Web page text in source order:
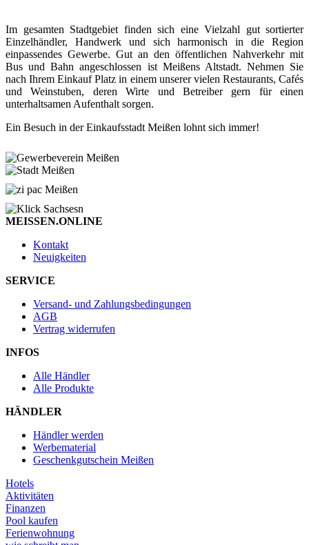
Im gesamten Stadtgebiet finden sich eine Vielzahl gut sortierter
Einzelhändler, Handwerk und sich harmonisch in die Region
einpassendes Gewerbe. Gut an den öffentlichen Nahverkehr mit
Bus und Bahn angeschlossen ist Meißens Altstadt. Nehmen Sie
nach Ihrem Einkauf Platz in einem unserer vielen Restaurants, Cafés
und Weinstuben, deren Wirte und Betreiber gern für einen
unterhaltsamen Aufenthalt sorgen.
Ein Besuch in der Einkaufsstadt Meißen lohnt sich immer!
MEISSEN.ONLINE
Kontakt
Neuigkeiten
SERVICE
Versand- und Zahlungsbedingungen
AGB
Vertrag widerrufen
INFOS
Alle Händler
Alle Produkte
HÄNDLER
Händler werden
Werbematerial
Geschenkgutschein Meißen
Hotels
Aktivitäten
Finanzen
Pool kaufen
Ferienwohnung